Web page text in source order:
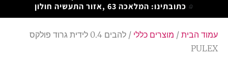
כתובתינו: המלאכה 63 ,אזור התעשיה חולון
עמוד הבית / מוצרים כללי
/ להבים 0.4 לידית גרוד פולקס
PULEX